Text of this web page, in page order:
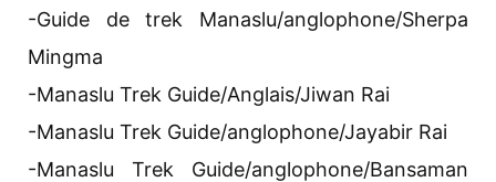
-Guide de trek Manaslu/anglophone/Sherpa
Mingma
-Manaslu Trek Guide/Anglais/Jiwan Rai
-Manaslu Trek Guide/anglophone/Jayabir Rai
-Manaslu Trek Guide/anglophone/Bansaman